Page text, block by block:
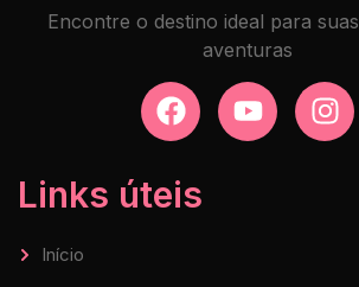
Encontre o destino ideal para
aventuras
Links úteis
Início